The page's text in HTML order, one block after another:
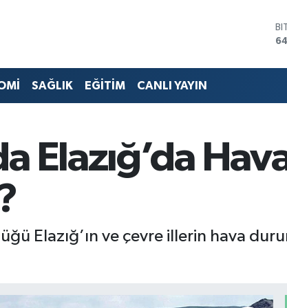
SAĞLIK EĞİTİM CANLI YAYIN
Elazığ’da
Elazığ’ın ve çevre illerin hava